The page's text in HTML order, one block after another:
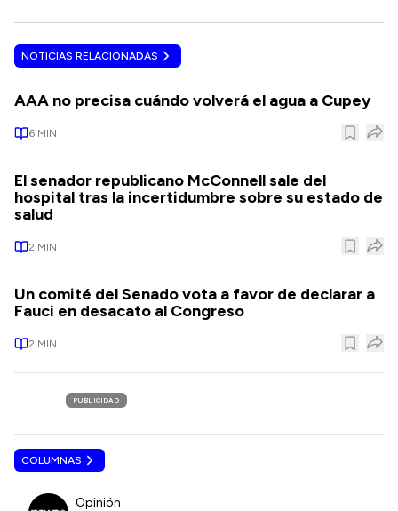
NOTICIAS RELACIONADAS
AAA no precisa cuándo volverá el agua a Cupey
6 MIN
El senador republicano McConnell sale del
hospital tras la incertidumbre sobre su estado de
salud
2 MIN
Un comité del Senado vota a favor de declarar a
Fauci en desacato al Congreso
2 MIN
PUBLICIDAD
COLUMNAS
Opinión